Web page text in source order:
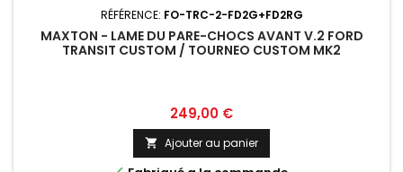
RÉFÉRENCE: FO-TRC-2-FD2G+FD2RG
MAXTON - LAME DU PARE-CHOCS AVANT V.2 FORD
TRANSIT CUSTOM / TOURNEO CUSTOM MK2
Prix
249,00 €
 Ajouter au panier